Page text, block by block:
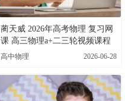
蔺天威 2026年高考物理 复习网
课 高三物理a+二三轮视频课程
寒春班 百度网盘下载
高中物理 2026-06-28